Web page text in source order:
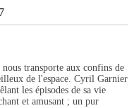
transporte aux confins de
de l'espace. Cyril Garnier
les épisodes de sa vie
et amusant ; un pur